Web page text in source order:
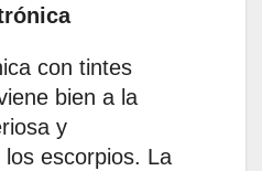
con tintes
bien a la
y
escorpios. La